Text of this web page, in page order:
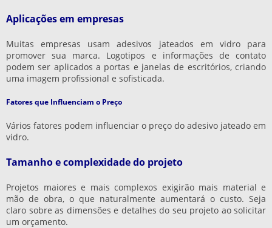
Aplicações em empresas
Muitas empresas usam adesivos jateados em vidro para
promover sua marca. Logotipos e informações de contato
podem ser aplicados a portas e janelas de escritórios, criando
uma imagem profissional e sofisticada.
Fatores que Influenciam o Preço
Vários fatores podem influenciar o preço do adesivo jateado em
vidro.
Tamanho e complexidade do projeto
Projetos maiores e mais complexos exigirão mais material e
mão de obra, o que naturalmente aumentará o custo. Seja
claro sobre as dimensões e detalhes do seu projeto ao solicitar
um orçamento.